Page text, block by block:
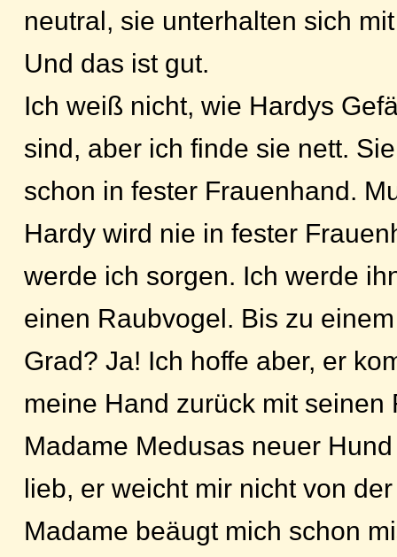
neutral, sie unterhalten sich
Und das ist gut.
Ich weiß nicht, wie Hardys
sind, aber ich finde sie nett.
schon in fester Frauenhand.
Hardy wird nie in fester
werde ich sorgen. Ich werde
einen Raubvogel. Bis zu
Grad? Ja! Ich hoffe aber, er
meine Hand zurück mit seinen
Madame Medusas neuer
lieb, er weicht mir nicht von
Madame beäugt mich schon